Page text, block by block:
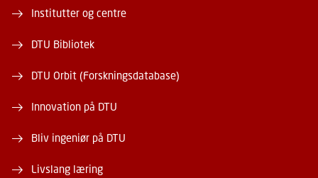
Institutter og centre
DTU Bibliotek
DTU Orbit (Forskningsdatabase)
Innovation på DTU
Bliv ingeniør på DTU
Livslang læring